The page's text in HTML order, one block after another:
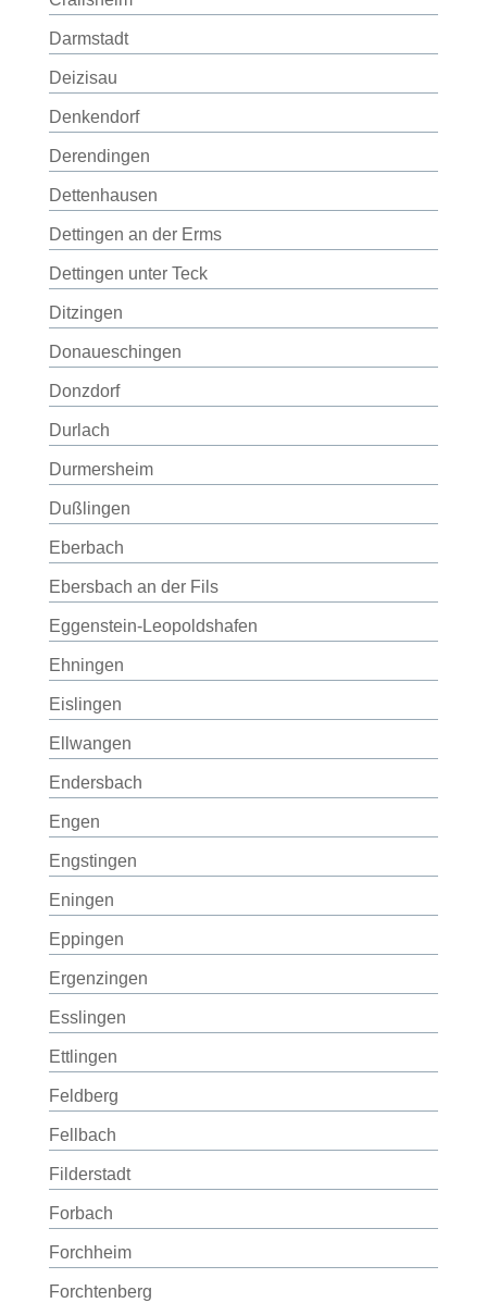
Darmstadt
Deizisau
Denkendorf
Derendingen
Dettenhausen
Dettingen an der Erms
Dettingen unter Teck
Ditzingen
Donaueschingen
Donzdorf
Durlach
Durmersheim
Dußlingen
Eberbach
Ebersbach an der Fils
Eggenstein-Leopoldshafen
Ehningen
Eislingen
Ellwangen
Endersbach
Engen
Engstingen
Eningen
Eppingen
Ergenzingen
Esslingen
Ettlingen
Feldberg
Fellbach
Filderstadt
Forbach
Forchheim
Forchtenberg